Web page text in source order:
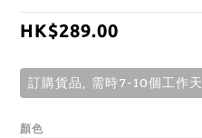
HK$289.00
訂購貨品, 需時7-10個工作天
顏色